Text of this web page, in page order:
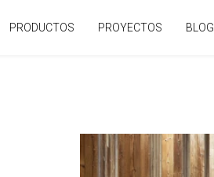
PRODUCTOS PROYECTOS BLOG